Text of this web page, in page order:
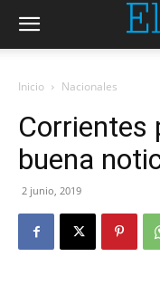
Inicio Nacionales
Corrientes
buena
2 junio, 2019